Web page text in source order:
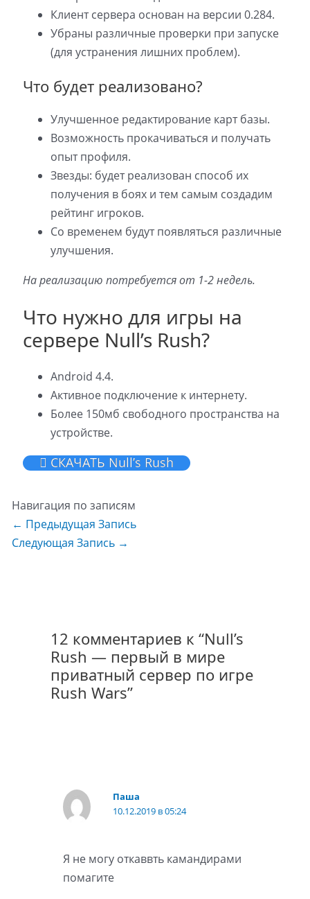
Клиент сервера основан на версии 0.284.
Убраны различные проверки при запуске
(для устранения лишних проблем).
Что будет реализовано?
Улучшенное редактирование карт базы.
Возможность прокачиваться и получать
опыт профиля.
Звезды: будет реализован способ их
получения в боях и тем самым создадим
рейтинг игроков.
Со временем будут появляться различные
улучшения.
На реализацию потребуется от 1-2 недель.
Что нужно для игры на
сервере Null’s Rush?
Android 4.4.
Активное подключение к интернету.
Более 150мб свободного пространства на
устройстве.
СКАЧАТЬ Null’s Rush
Навигация по записям
← Предыдущая Запись
Следующая Запись →
12 комментариев к “Null’s
Rush — первый в мире
приватный сервер по игре
Rush Wars”
Паша
10.12.2019 в 05:24
Я не могу откаввть камандирами
помагите